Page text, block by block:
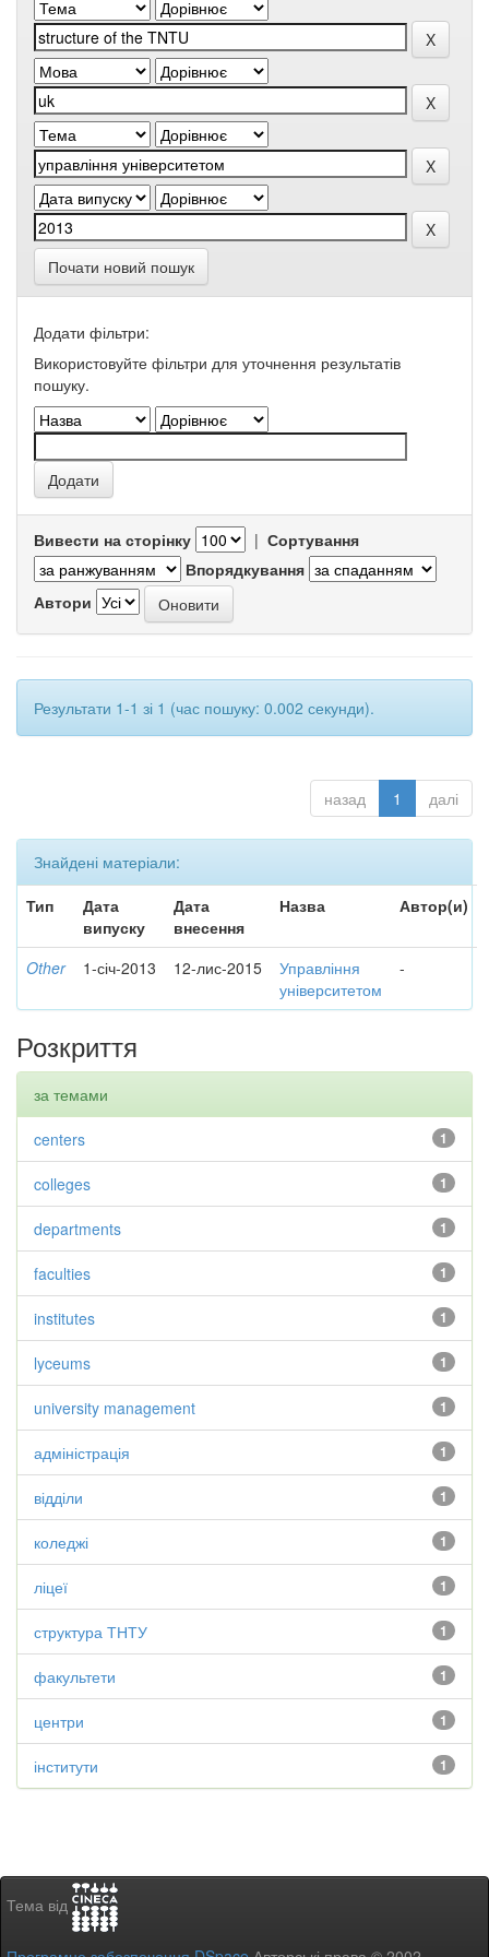
Почати новий пошук
Додати фільтри:
Використовуйте фільтри для уточнення результатів
пошуку.
Вивести на сторінку | Сортування
Впорядкування
Автори
Результати 1-1 зі 1 (час пошуку: 0.002 секунди).
назад 1 далі
Знайдені матеріали:
Тип
Дата
випуску
Дата
внесення
Назва Автор(и)
Other 1-січ-2013 12-лис-2015
Управління
університетом
-
Розкриття
за темами
1
centers
1
colleges
1
departments
1
faculties
1
institutes
1
lyceums
1
university management
1
адміністрація
1
відділи
1
коледжі
1
ліцеї
1
структура ТНТУ
1
факультети
1
центри
1
інститути
Тема від